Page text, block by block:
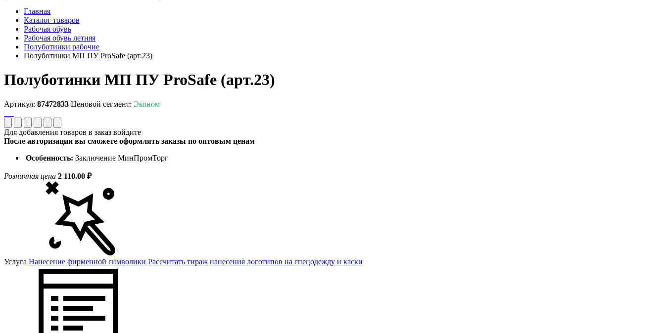
Главная
Каталог товаров
Рабочая обувь
Рабочая обувь летняя
Полуботинки рабочие
Полуботинки МП ПУ ProSafe (арт.23)
Полуботинки МП ПУ ProSafe (арт.23)
Артикул: 87472833 Ценовой сегмент: Эконом
Для добавления товаров в заказ войдите
После авторизации вы сможете оформлять заказы по оптовым ценам
Особенность: Заключение МинПромТорг
Розничная цена 2 110.00 ₽
Услуга Нанесение фирменной символики Рассчитать тираж нанесения логотипов на спецодежду и каски